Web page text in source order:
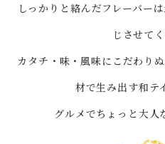
しっかりと絡んだフレーバー
じさせてく
カタチ・味・風味にこだわり
材で生み出す和テ
グルメでちょっと大人